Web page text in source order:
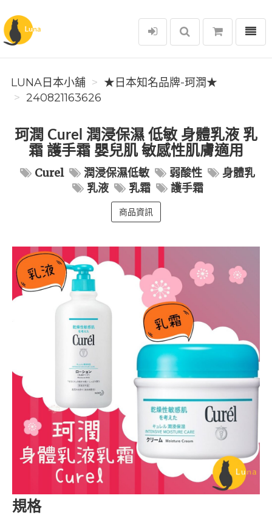
Luna日本小舖
選單
LUNA日本小舖
★日本知名品牌-珂潤★
240821163626
珂潤 Curel 潤浸保濕 低敏 身體乳液 乳
霜 護手霜 嬰兒肌 敏感性肌膚適用
Curel 潤浸保濕低敏 弱酸性
身體乳
乳液
乳霜 護手霜
商品資訊
規格